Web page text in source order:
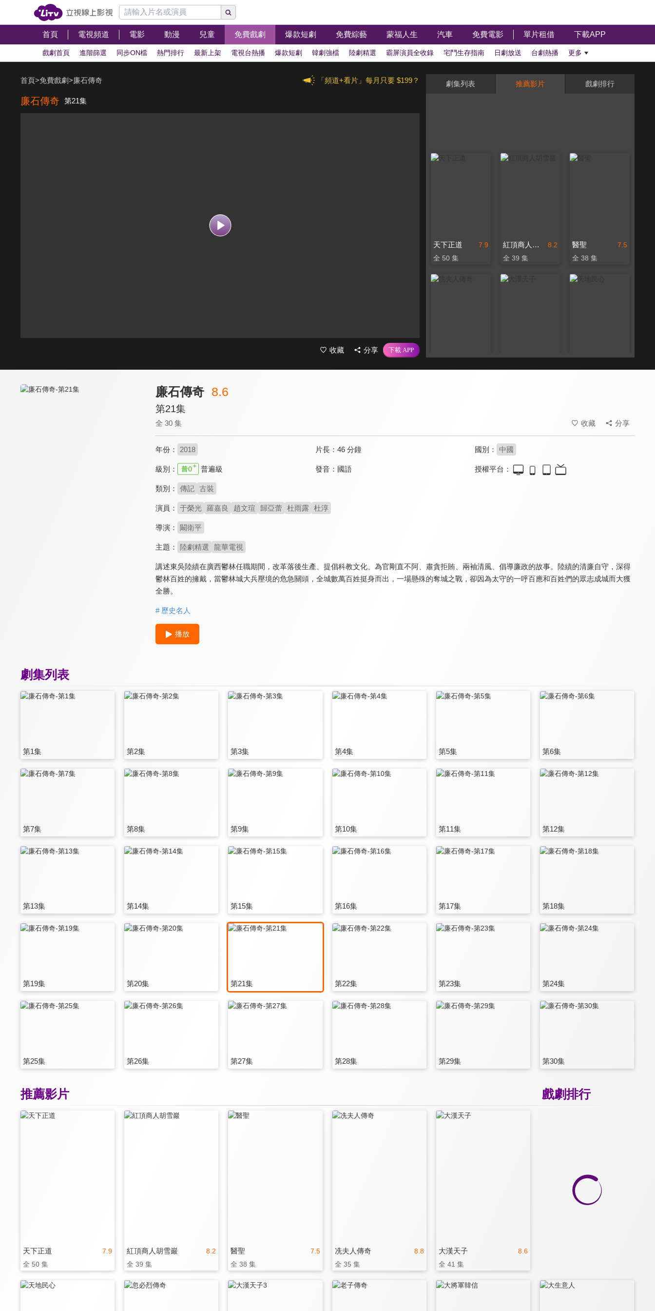
首頁 電視頻道 電影 動漫 兒童 免費戲劇 爆款短劇 免費綜藝 蒙福人生 汽車 免費電影 單片租借 下載APP
戲劇首頁 進階篩選 同步ON檔 熱門排行 最新上架 電視台熱播 爆款短劇 韓劇強檔 陸劇精選 霸屏演員全收錄 宅鬥生存指南 日劇放送 台劇熱播 更多
「頻道+看片」每月只要 $199？
首頁>免費戲劇>廉石傳奇
廉石傳奇 第21集
收藏 分享
劇集列表 推薦影片 戲劇排行
7.9
天下正道
全 50 集
8.2
紅頂商人胡雪巖
全 39 集
7.5
醫聖
全 38 集
廉石傳奇 8.6
第21集
全 30 集 收藏 分享
年份： 2018 片長： 46 分鐘 國別： 中國
級別： 普遍級 發音： 國語 授權平台：
類別： 傳記 古裝
演員： 于榮光 羅嘉良 趙文瑄 歸亞蕾 杜雨露 杜淳
導演： 闞衛平
主題： 陸劇精選 龍華電視
講述東吳陸績在廣西鬱林任職期間，改革落後生產、提倡科教文化、為官剛直不阿、肅貪拒賄、兩袖清風、倡導廉政的故事。陸績的清廉自守，深得
鬱林百姓的擁戴，當鬱林城大兵壓境的危急關頭，全城數萬百姓挺身而出，一場懸殊的奪城之戰，卻因為太守的一呼百應和百姓們的眾志成城而大獲
全勝。
# 歷史名人
播放
劇集列表
第1集 第2集 第3集 第4集 第5集 第6集
第7集 第8集 第9集 第10集 第11集 第12集
第13集 第14集 第15集 第16集 第17集 第18集
第19集 第20集 第21集 第22集 第23集 第24集
第25集 第26集 第27集 第28集 第29集 第30集
戲劇排行
推薦影片
7.9
天下正道
全 50 集
8.2
紅頂商人胡雪巖
全 39 集
7.5
醫聖
全 38 集
8.8
冼夫人傳奇
全 35 集
8.6
大漢天子
全 41 集